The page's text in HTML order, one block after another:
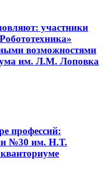
участники
возможностями
им. Л.М. Лоповка
профессий:
№30 им. Н.Т.